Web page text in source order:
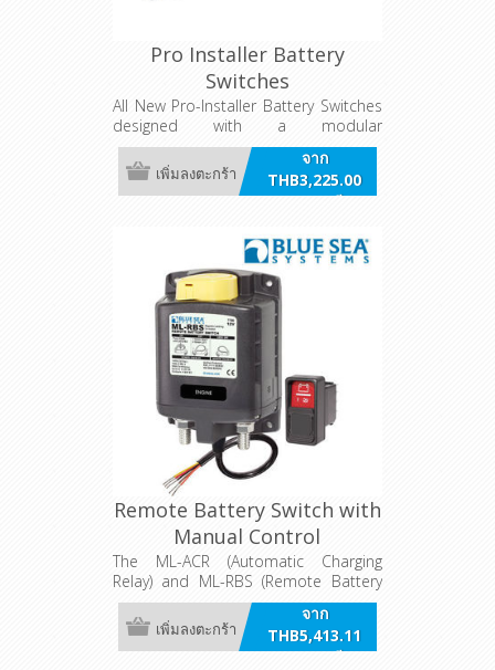
Pro Installer Battery
Switches
All New Pro-Installer Battery Switches
designed with a modular
configuration matching other Pro-
Installed products.
จาก
THB3,225.00
รวมภาษี
เพิ่มลงตะกร้า
Remote Battery Switch with
Manual Control
The ML-ACR (Automatic Charging
Relay) and ML-RBS (Remote Battery
Switch), when paired, offer complete
battery management of large battery
banks with the push of a button. In
จาก
THB5,413.11
รวมภาษี
เพิ่มลงตะกร้า